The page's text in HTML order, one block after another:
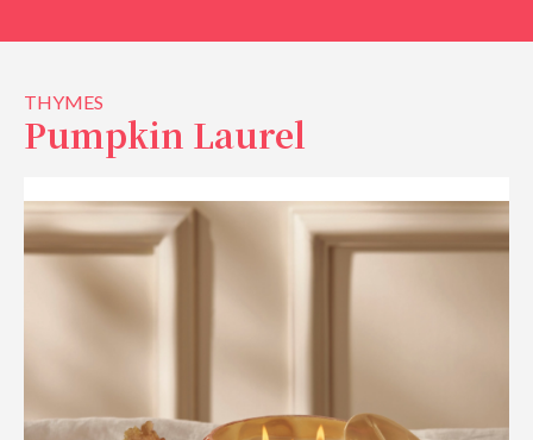
THYMES
Pumpkin Laurel